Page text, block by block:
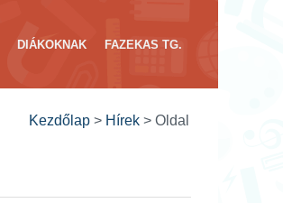
DIÁKOKNAK FAZEKAS TG.
Kezdőlap > Hírek > Oldal